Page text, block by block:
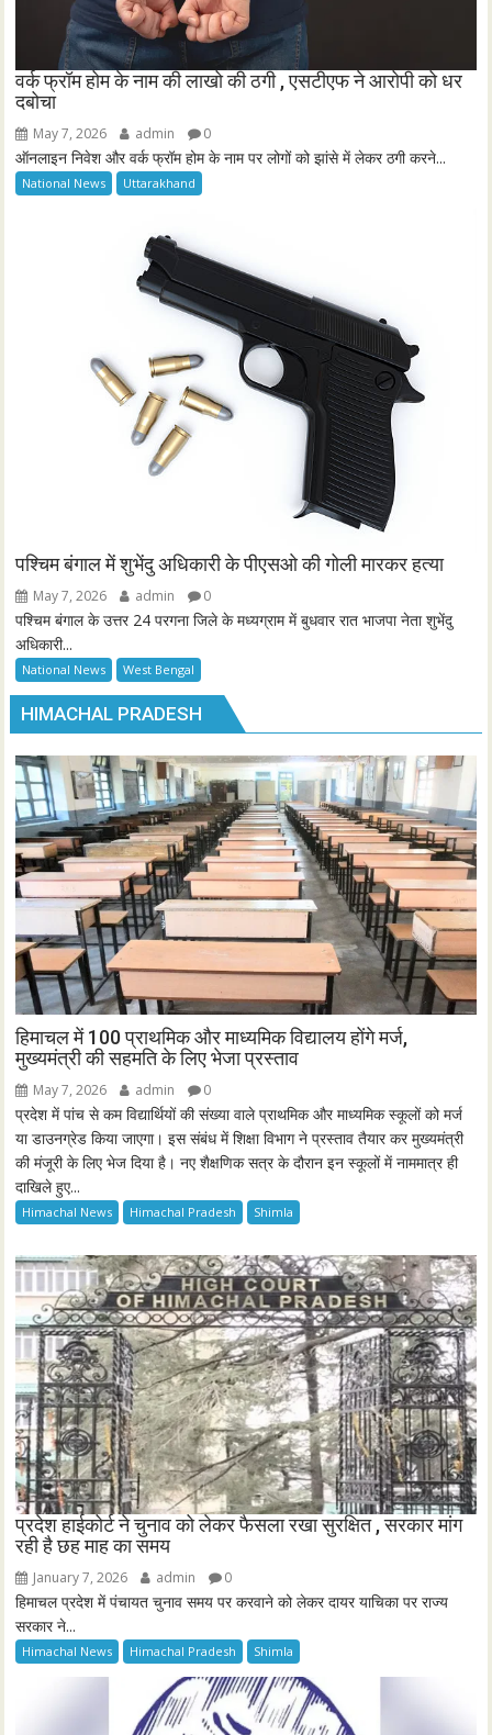
वर्क फ्रॉम होम के नाम की लाखो की ठगी , एसटीएफ ने आरोपी को धर
दबोचा
May 7, 2026 admin 0
ऑनलाइन निवेश और वर्क फ्रॉम होम के नाम पर लोगों को झांसे में लेकर ठगी करने...
National News Uttarakhand
पश्चिम बंगाल में शुभेंदु अधिकारी के पीएसओ की गोली मारकर हत्या
May 7, 2026 admin 0
पश्चिम बंगाल के उत्तर 24 परगना जिले के मध्यग्राम में बुधवार रात भाजपा नेता शुभेंदु
अधिकारी...
National News West Bengal
HIMACHAL PRADESH
हिमाचल में 100 प्राथमिक और माध्यमिक विद्यालय होंगे मर्ज,
मुख्यमंत्री की सहमति के लिए भेजा प्रस्ताव
May 7, 2026 admin 0
प्रदेश में पांच से कम विद्यार्थियों की संख्या वाले प्राथमिक और माध्यमिक स्कूलों को मर्ज
या डाउनग्रेड किया जाएगा। इस संबंध में शिक्षा विभाग ने प्रस्ताव तैयार कर मुख्यमंत्री
की मंजूरी के लिए भेज दिया है। नए शैक्षणिक सत्र के दौरान इन स्कूलों में नाममात्र ही
दाखिले हुए...
Himachal News Himachal Pradesh Shimla
प्रदेश हाईकोर्ट ने चुनाव को लेकर फैसला रखा सुरक्षित , सरकार मांग
रही है छह माह का समय
January 7, 2026 admin 0
हिमाचल प्रदेश में पंचायत चुनाव समय पर करवाने को लेकर दायर याचिका पर राज्य
सरकार ने...
Himachal News Himachal Pradesh Shimla